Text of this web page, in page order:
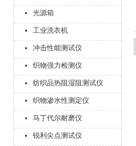
光源箱
工业洗衣机
冲击性能测试仪
织物强力检测仪
纺织品热阻湿阻测试仪
织物渗水性测定仪
马丁代尔耐磨仪
锐利尖点测试仪